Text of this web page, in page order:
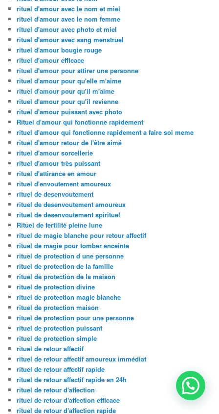
rituel d'amour avec le nom et miel
rituel d'amour avec le nom femme
rituel d'amour avec photo et miel
rituel d'amour avec sang menstruel
rituel d'amour bougie rouge
rituel d'amour efficace
rituel d'amour pour attirer une personne
rituel d'amour pour qu'elle m'aime
rituel d'amour pour qu'il m'aime
rituel d'amour pour qu'il revienne
rituel d'amour puissant avec photo
Rituel d'amour qui fonctionne rapidement
rituel d'amour qui fonctionne rapidement a faire soi meme
rituel d'amour retour de l'être aimé
rituel d'amour sorcellerie
rituel d'amour très puissant
rituel d'attirance en amour
rituel d'envoutement amoureux
rituel de desenvoutement
rituel de desenvoutement amoureux
rituel de desenvoutement spirituel
Rituel de fertilité pleine lune
rituel de magie blanche pour retour affectif
rituel de magie pour tomber enceinte
rituel de protection d une personne
rituel de protection de la famille
rituel de protection de la maison
rituel de protection divine
rituel de protection magie blanche
rituel de protection maison
rituel de protection pour une personne
rituel de protection puissant
rituel de protection simple
rituel de retour affectif
rituel de retour affectif amoureux immédiat
rituel de retour affectif rapide
rituel de retour affectif rapide en 24h
rituel de retour d'affection
rituel de retour d'affection efficace
rituel de retour d'affection rapide